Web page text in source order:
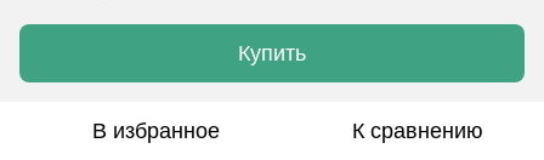
Купить
В избранное К сравнению